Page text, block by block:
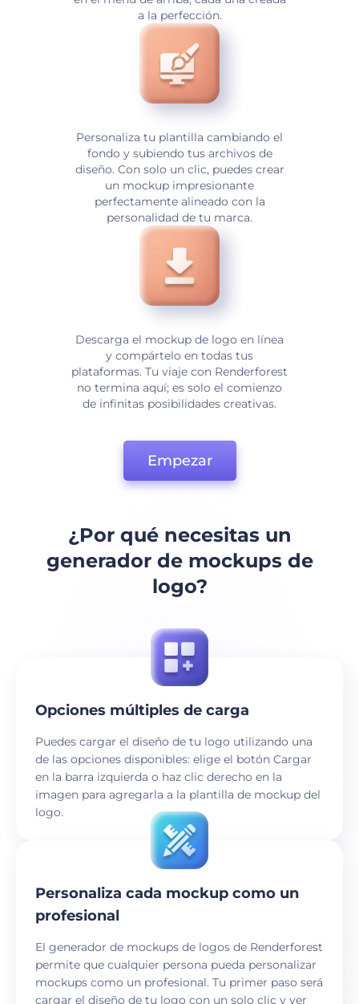
a la perfección.
Personaliza tu plantilla cambiando el
fondo y subiendo tus archivos de
diseño. Con solo un clic, puedes crear
un mockup impresionante
perfectamente alineado con la
personalidad de tu marca.
Descarga el mockup de logo en línea
y compártelo en todas tus
plataformas. Tu viaje con Renderforest
no termina aquí; es solo el comienzo
de infinitas posibilidades creativas.
Empezar
¿Por qué necesitas un
generador de mockups de
logo?
Opciones múltiples de carga
Puedes cargar el diseño de tu logo utilizando una
de las opciones disponibles: elige el botón Cargar
en la barra izquierda o haz clic derecho en la
imagen para agregarla a la plantilla de mockup del
logo.
Personaliza cada mockup como un
profesional
El generador de mockups de logos de Renderforest
permite que cualquier persona pueda personalizar
mockups como un profesional. Tu primer paso será
cargar el diseño de tu logo con un solo clic y ver